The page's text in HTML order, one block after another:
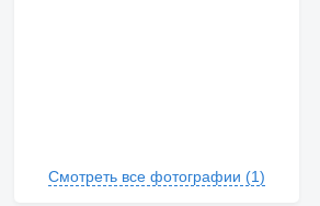
Смотреть все фотографии (1)